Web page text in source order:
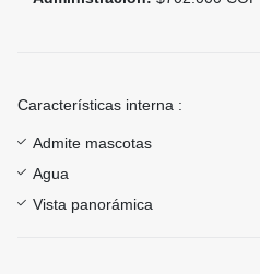
Características interna :
Admite mascotas
Agua
Vista panorámica